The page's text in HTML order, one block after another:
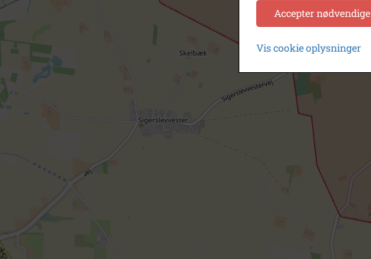
Accepter nødvendige
Vis cookie oplysninger